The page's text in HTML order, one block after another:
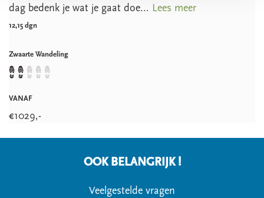
dag bedenk je wat je gaat doe... Lees meer
12,15 dgn
Zwaarte Wandeling
VANAF
€1029,-
OOK BELANGRIJK !
Veelgestelde vragen